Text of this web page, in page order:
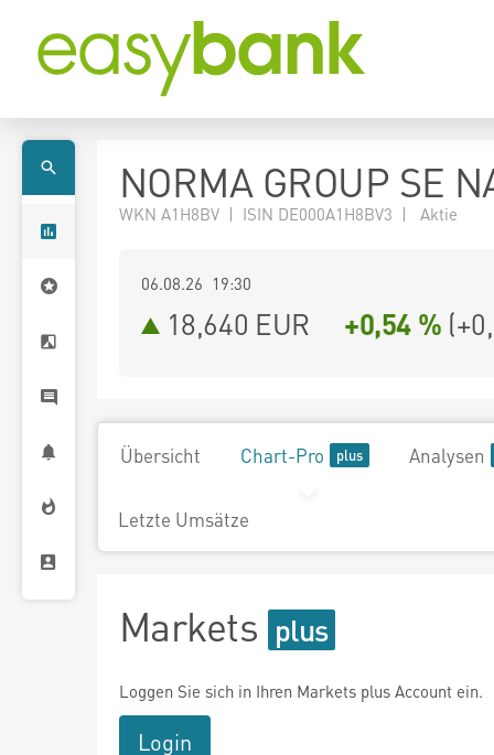
NORMA GROUP SE
WKN A1H8BV | ISIN DE000A1H8BV3 | Aktie
06.08.26 19:30
18,640 EUR +0,54 % (
Übersicht Chart-Pro Analysen
Letzte Umsätze
Markets
Loggen Sie sich in Ihren Markets plus Account ein.
Login